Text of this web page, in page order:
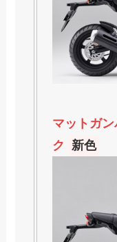
マットガ
ク 新色